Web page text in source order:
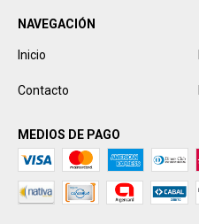
NAVEGACIÓN
Inicio
Contacto
MEDIOS DE PAGO